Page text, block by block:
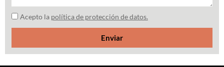
Acepto la política de protección de datos.
Enviar